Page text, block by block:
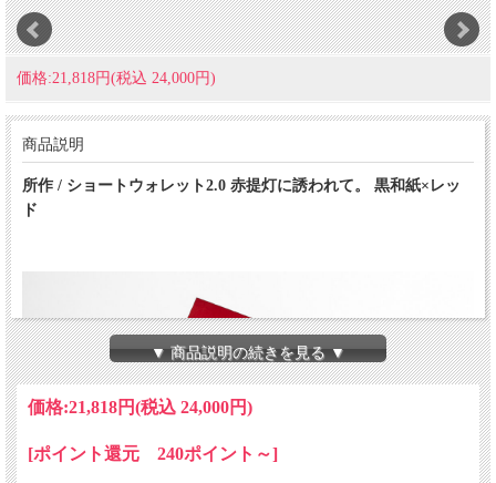
価格:21,818円(税込 24,000円)
商品説明
所作 / ショートウォレット2.0 赤提灯に誘われて。 黒和紙×レッ
ド
▼ 商品説明の続きを見る ▼
価格:21,818円(税込 24,000円)
[ポイント還元 240ポイント～]